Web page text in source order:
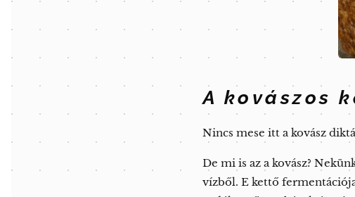
A kovászos
Nincs mese itt a kovász
De mi is az a kovász?
vízből. E kettő